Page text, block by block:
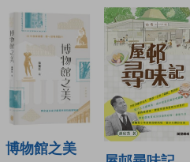
博物館之美